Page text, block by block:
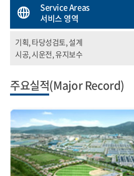
Service Areas
서비스 영역
기획, 타당성검토, 설계
시공, 시운전, 유지보수
주요실적(Major Record)